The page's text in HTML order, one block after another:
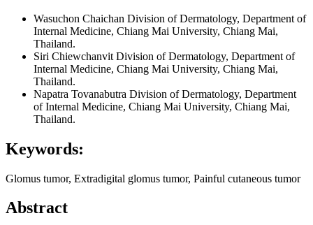
Wasuchon Chaichan Division of Dermatology, Department of
Internal Medicine, Chiang Mai University, Chiang Mai,
Thailand.
Siri Chiewchanvit Division of Dermatology, Department of
Internal Medicine, Chiang Mai University, Chiang Mai,
Thailand.
Napatra Tovanabutra Division of Dermatology, Department
of Internal Medicine, Chiang Mai University, Chiang Mai,
Thailand.
Keywords:
Glomus tumor, Extradigital glomus tumor, Painful cutaneous tumor
Abstract